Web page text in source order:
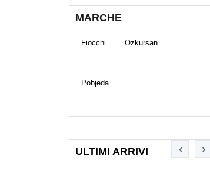
MARCHE
Fiocchi Ozkursan
Pobjeda
ULTIMI ARRIVI